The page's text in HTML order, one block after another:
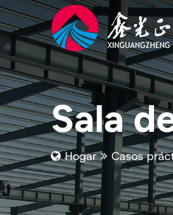
Sala
Hogar Casos